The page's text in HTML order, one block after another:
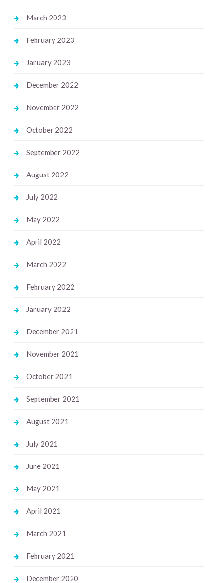
March 2023
February 2023
January 2023
December 2022
November 2022
October 2022
September 2022
August 2022
July 2022
May 2022
April 2022
March 2022
February 2022
January 2022
December 2021
November 2021
October 2021
September 2021
August 2021
July 2021
June 2021
May 2021
April 2021
March 2021
February 2021
December 2020